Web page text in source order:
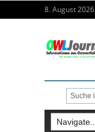
8. August 2026